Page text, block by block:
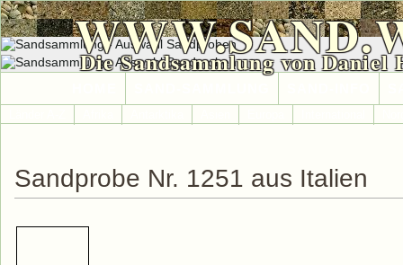
Die Sandsammlung von Daniel
Sandprobe Nr. 1251 aus Italien